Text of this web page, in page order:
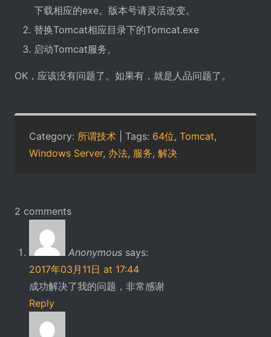
下载相应的exe。版本号请灵活改变。
替换Tomcat相应目录下的Tomcat.exe
启动Tomcat服务。
OK，应该没有问题了。如果有，就是人品问题了。
Category: 所谓技术 | Tags: 64位, Tomcat,
Windows Server, 办法, 服务, 解决
2 comments
Anonymous says:
2017年03月11日 at 17:44
成功解决了我的问题，非常感谢
Reply